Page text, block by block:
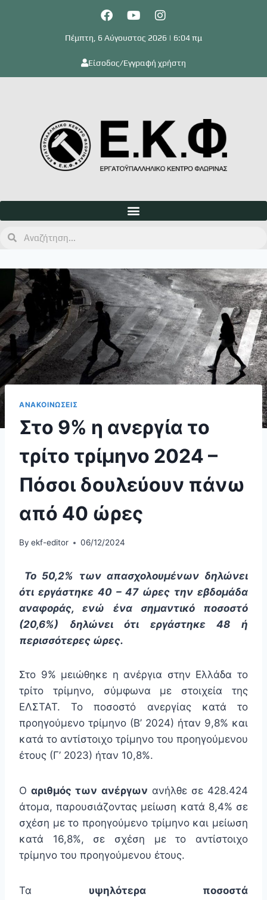
Πέμπτη, 6 Αύγουστος 2026 | 6:04 πμ
Είσοδος/Εγγραφή χρήστη
ΑΝΑΚΟΙΝΩΣΕΙΣ
Στο 9% η ανεργία το
τρίτο τρίμηνο 2024 –
Πόσοι δουλεύουν πάνω
από 40 ώρες
By ekf-editor 06/12/2024
Το 50,2% των απασχολουμένων δηλώνει
ότι εργάστηκε 40 – 47 ώρες την εβδομάδα
αναφοράς, ενώ ένα σημαντικό ποσοστό
(20,6%) δηλώνει ότι εργάστηκε 48 ή
περισσότερες ώρες.
Στο 9% μειώθηκε η ανέργια στην Ελλάδα το
τρίτο τρίμηνο, σύμφωνα με στοιχεία της
ΕΛΣΤΑΤ. Το ποσοστό ανεργίας κατά το
προηγούμενο τρίμηνο (Β’ 2024) ήταν 9,8% και
κατά το αντίστοιχο τρίμηνο του προηγούμενου
έτους (Γ’ 2023) ήταν 10,8%.
Οαριθμός των ανέργων ανήλθε σε 428.424
άτομα, παρουσιάζοντας μείωση κατά 8,4% σε
σχέση με το προηγούμενο τρίμηνο και μείωση
κατά 16,8%, σε σχέση με το αντίστοιχο
τρίμηνο του προηγούμενου έτους.
Τα υψηλότερα ποσοστά